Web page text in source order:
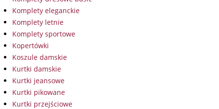
Komplety eleganckie
Komplety letnie
Komplety sportowe
Kopertówki
Koszule damskie
Kurtki damskie
Kurtki jeansowe
Kurtki pikowane
Kurtki przejściowe